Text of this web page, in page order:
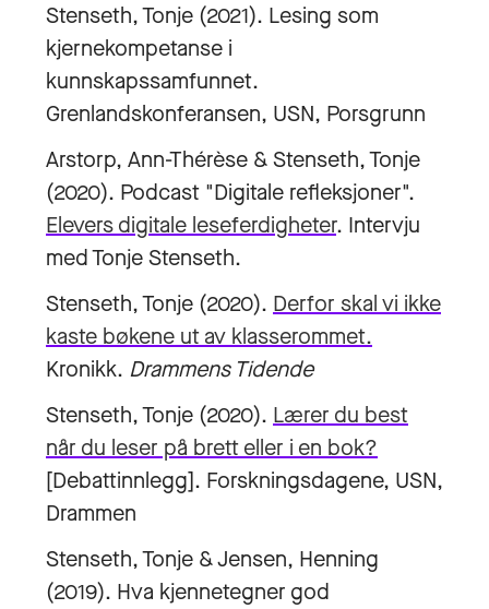
Stenseth, Tonje (2021). Lesing som
kjernekompetanse i
kunnskapssamfunnet.
Grenlandskonferansen, USN, Porsgrunn
Arstorp, Ann-Thérèse & Stenseth, Tonje
(2020). Podcast "Digitale refleksjoner".
Elevers digitale leseferdigheter. Intervju
med Tonje Stenseth.
Stenseth, Tonje (2020). Derfor skal vi ikke
kaste bøkene ut av klasserommet.
Kronikk. Drammens Tidende
Stenseth, Tonje (2020). Lærer du best
når du leser på brett eller i en bok?
[Debattinnlegg]. Forskningsdagene, USN,
Drammen
Stenseth, Tonje & Jensen, Henning
(2019). Hva kjennetegner god